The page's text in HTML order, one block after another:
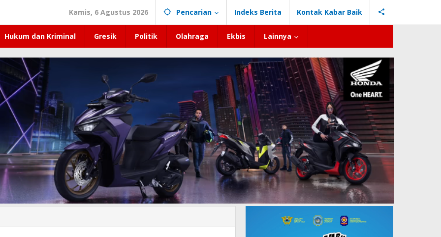
Kamis, 6 Agustus 2026 Pencarian Indeks Berita Kontak Kabar Baik
Hukum dan Kriminal Gresik Politik Olahraga Ekbis Lainnya